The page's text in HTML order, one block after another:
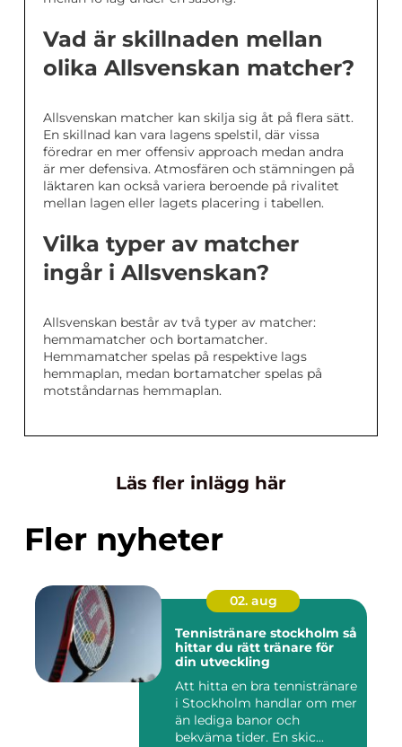
Vad är skillnaden mellan
olika Allsvenskan matcher?
Allsvenskan matcher kan skilja sig åt på flera sätt.
En skillnad kan vara lagens spelstil, där vissa
föredrar en mer offensiv approach medan andra
är mer defensiva. Atmosfären och stämningen på
läktaren kan också variera beroende på rivalitet
mellan lagen eller lagets placering i tabellen.
Vilka typer av matcher
ingår i Allsvenskan?
Allsvenskan består av två typer av matcher:
hemmamatcher och bortamatcher.
Hemmamatcher spelas på respektive lags
hemmaplan, medan bortamatcher spelas på
motståndarnas hemmaplan.
Läs fler inlägg här
Fler nyheter
02. aug
Tennistränare stockholm så
hittar du rätt tränare för
din utveckling
Att hitta en bra tennistränare
i Stockholm handlar om mer
än lediga banor och
bekväma tider. En skic...